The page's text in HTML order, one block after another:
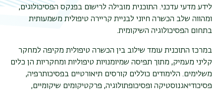
לידע מדעי עדכני. התוכנית מובילה לרישום בפנקס הפסיכולוגים,
ומהווה שלב הכשרה חיוני לבניית קריירה טיפולית משמעותית
בתחום הפסיכולוגיה השיקומית.
במרכז התוכנית עומד שילוב בין הכשרה טיפולית מקיפה למחקר
קליני מעמיק, מתוך תפיסה שמיומנויות טיפוליות ומחקריות הן כלים
משלימים. הלימודים כוללים קורסים תיאורטיים בפסיכותרפיה,
פסיכודיאגנוסטיקה ופסיכופתולוגיה, פרקטיקומים שיקומיים,